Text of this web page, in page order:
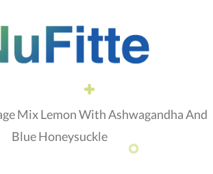
Mix Lemon With Ashwagandha And
Blue Honeysuckle